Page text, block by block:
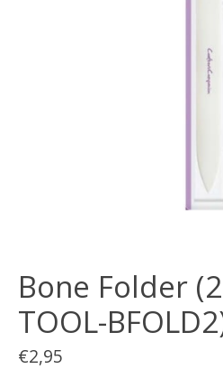
Bone Folder
TOOL-
€2,95